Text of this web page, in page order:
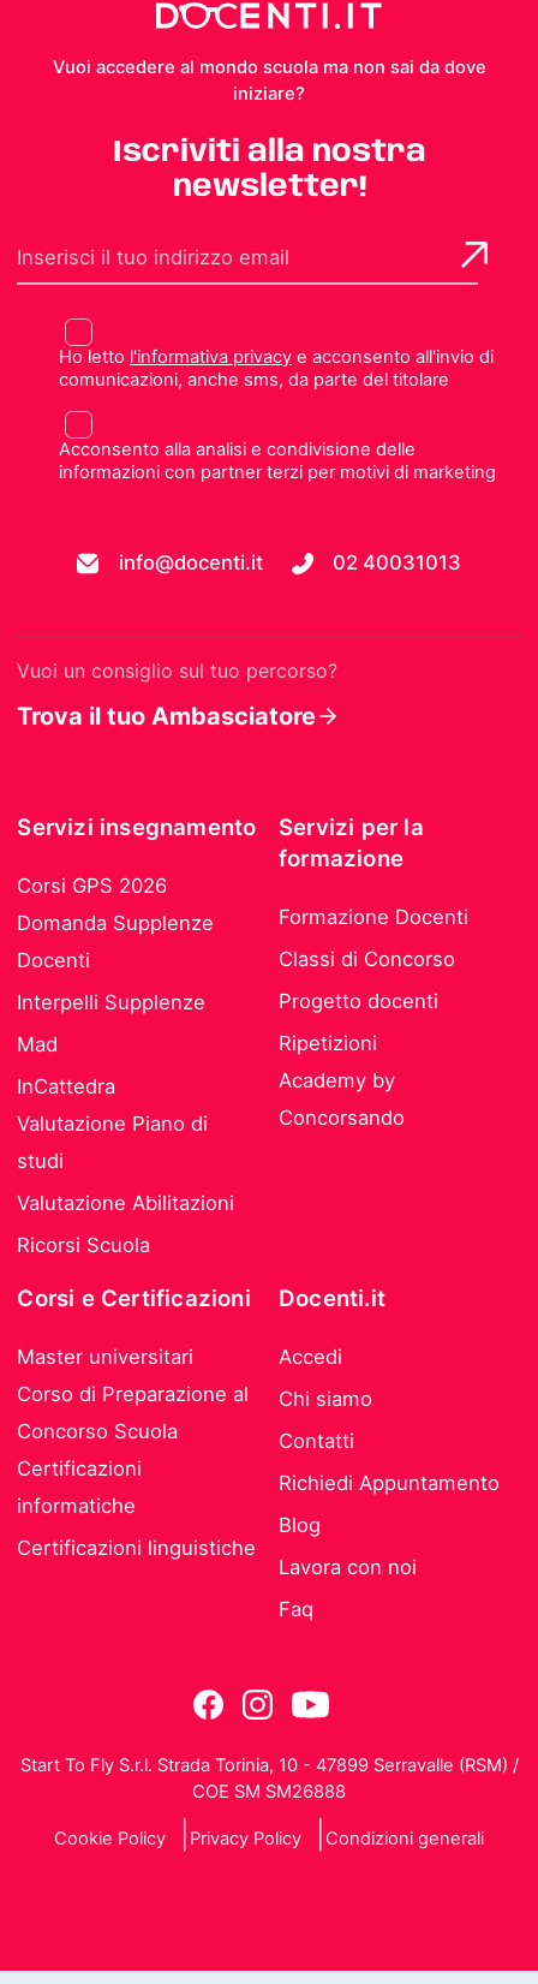
Vuoi accedere al mondo scuola ma non sai da dove
iniziare?
Iscriviti alla nostra
newsletter!
Ho letto l'informativa privacye acconsento all'invio di
comunicazioni, anche sms, da parte del titolare
Acconsento alla analisi e condivisione delle
informazioni con partner terzi per motivi di marketing
info@docenti.it 02 40031013
Vuoi un consiglio sul tuo percorso?
Trova il tuo Ambasciatore
Servizi insegnamento
Corsi GPS 2026
Domanda Supplenze
Docenti
Interpelli Supplenze
Mad
InCattedra
Valutazione Piano di
studi
Valutazione Abilitazioni
Ricorsi Scuola
Servizi per la
formazione
Formazione Docenti
Classi di Concorso
Progetto docenti
Ripetizioni
Academy by
Concorsando
Corsi e Certificazioni
Master universitari
Corso di Preparazione al
Concorso Scuola
Certificazioni
informatiche
Certificazioni linguistiche
Docenti.it
Accedi
Chi siamo
Contatti
Richiedi Appuntamento
Blog
Lavora con noi
Faq
Start To Fly S.r.l. Strada Torinia, 10 - 47899 Serravalle (RSM) /
COE SM SM26888
Cookie Policy Privacy Policy Condizioni generali